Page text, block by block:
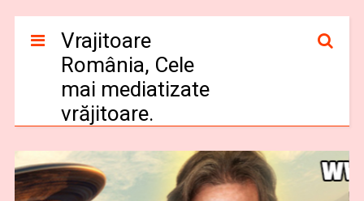
Vrajitoare
România, Cele
mai mediatizate
vrăjitoare.